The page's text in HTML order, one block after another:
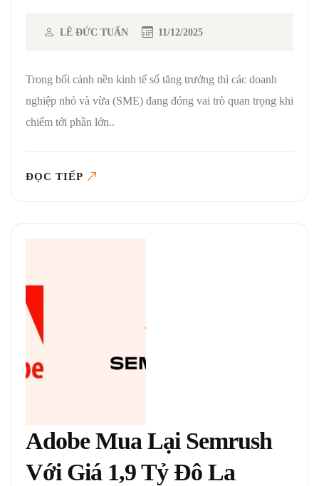
LÊ ĐỨC TUẤN 11/12/2025
Trong bối cảnh nền kinh tế số tăng trưởng thì các doanh
nghiệp nhỏ và vừa (SME) đang đóng vai trò quan trọng khi
chiếm tới phần lớn..
ĐỌC TIẾP
Adobe Mua Lại Semrush
Với Giá 1,9 Tỷ Đô La